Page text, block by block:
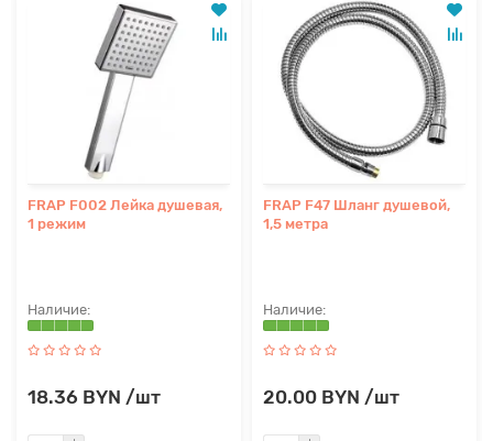
FRAP F002 Лейка душевая,
1 режим
18.36 BYN /шт
FRAP F47 Шланг душевой,
1,5 метра
20.00 BYN /шт